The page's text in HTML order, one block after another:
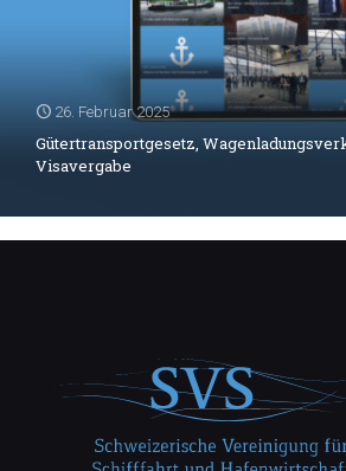
26. Februar 2025
Gütertransportgesetz,
Visavergabe